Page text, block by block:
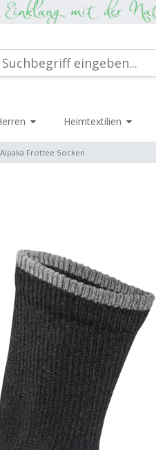
Heimtextilien
Alpaka Frottee Socken